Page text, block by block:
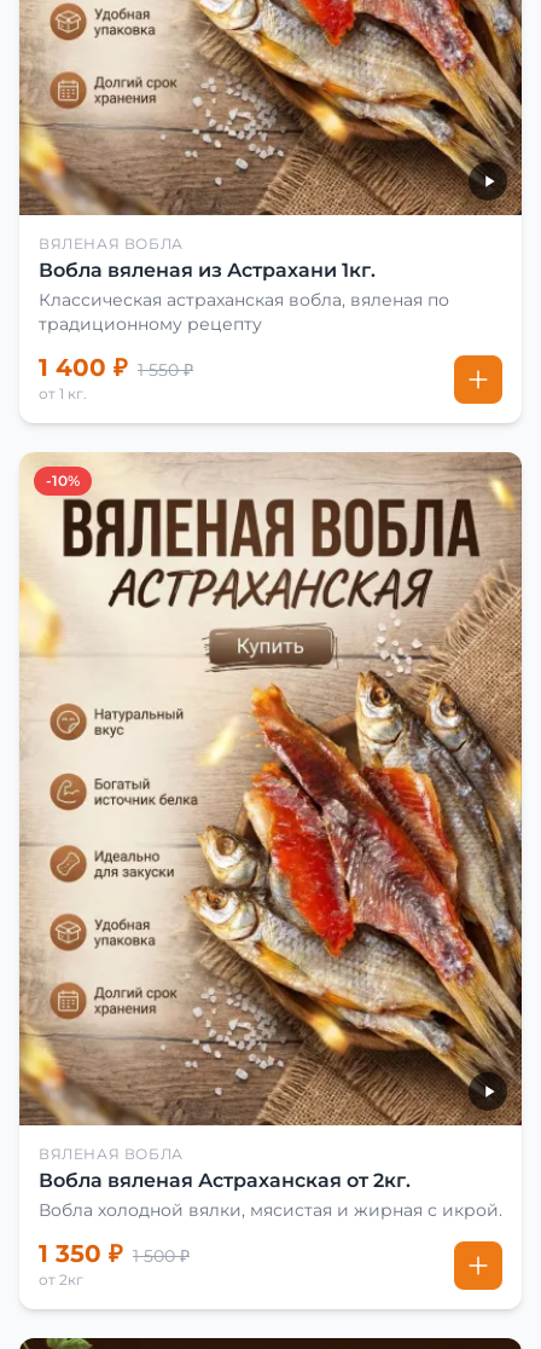
ВЯЛЕНАЯ ВОБЛА
Вобла вяленая из Астрахани 1кг.
Классическая астраханская вобла, вяленая по
традиционному рецепту
1 400 ₽ 1 550 ₽
от 1 кг.
-10%
ВЯЛЕНАЯ ВОБЛА
Вобла вяленая Астраханская от 2кг.
Вобла холодной вялки, мясистая и жирная с икрой.
1 350 ₽ 1 500 ₽
от 2кг